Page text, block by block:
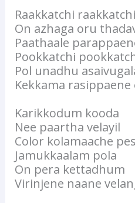
Raakkatchi raakkatchi
On azhaga oru
Paathaale
Pookkatchi
Pol unadhu
Kekkama rasippaene
Karikkodum kooda
Nee paartha velayil
Color kolamaache
Jamukkaalam pola
On pera kettadhum
Virinjene naane